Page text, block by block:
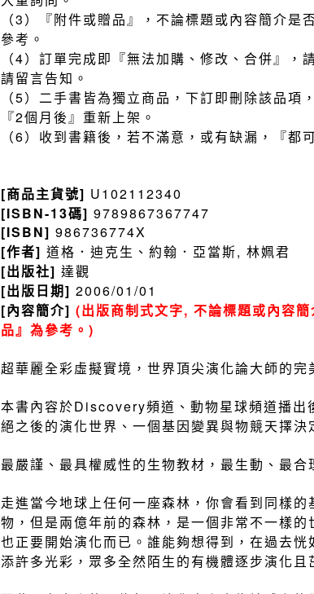
（3）『附件或贈品』，不論標題或內容簡介
參考。
（4）訂單完成即『無法加購、修改、合併』
請留言告知。
（5）二手書皆為獨立商品，下訂即刪除該品
『2個月後』重新上架。
（6）收到書籍後，若不滿意，或有缺漏，『都
[商品主貨號] U102112340
[ISBN-13碼] 9789867367747
[ISBN] 986736774X
[作者] 道格．迪克生、約翰．亞當斯, 林姵君
[出版社] 達觀
[出版日期] 2006/01/01
[內容簡介] (出版商制式文字, 不論標題或內容
品』為參考。)
超華麗全彩虛擬實境，世界頂尖演化論大師的完
本書內容於Discovery頻道、動物星球頻道播出
絕之後的演化世界、一個基因變異與物競天擇決
最嚴謹、最具權威性的生物教材，最生動、最合
走進當今地球上任何一座森林，你會看到同樣
物，但是兩億年前的森林，是一個非常不一樣
也正要開始演化而已。誰能夠想得到，在過去
添許多光彩，眾多全然陌生的有機體逐步演化且